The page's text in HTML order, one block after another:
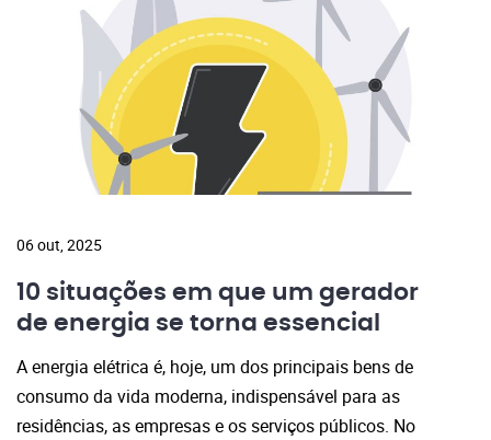
06 out, 2025
10 situações em que um gerador
de energia se torna essencial
A energia elétrica é, hoje, um dos principais bens de
consumo da vida moderna, indispensável para as
residências, as empresas e os serviços públicos. No